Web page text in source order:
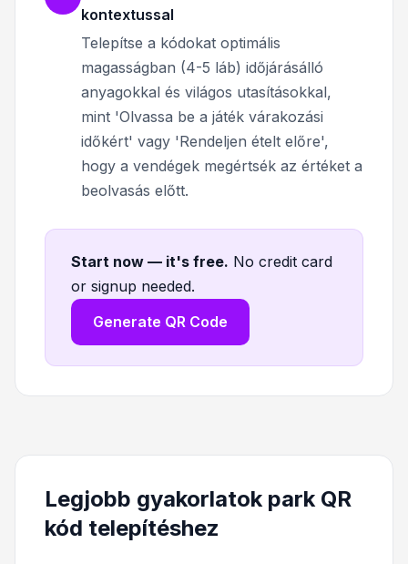
kontextussal
Telepítse a kódokat optimális
magasságban (4-5 láb) időjárásálló
anyagokkal és világos utasításokkal,
mint 'Olvassa be a játék várakozási
időkért' vagy 'Rendeljen ételt előre',
hogy a vendégek megértsék az értéket a
beolvasás előtt.
Start now — it's free. No credit card
or signup needed.
Generate QR Code
Legjobb gyakorlatok park QR
kód telepítéshez